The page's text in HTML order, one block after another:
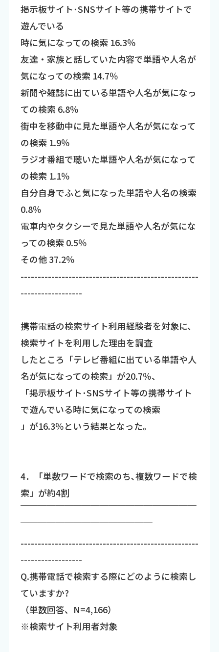
掲示板サイト･SNSサイト等の携帯サイトで
遊んでいる
時に気になっての検索 16.3％
友達・家族と話していた内容で単語や人名が
気になっての検索 14.7％
新聞や雑誌に出ている単語や人名が気になっ
ての検索 6.8％
街中を移動中に見た単語や人名が気になって
の検索 1.9％
ラジオ番組で聴いた単語や人名が気になって
の検索 1.1％
自分自身でふと気になった単語や人名の検索
0.8％
電車内やタクシーで見た単語や人名が気にな
っての検索 0.5％
その他 37.2％
----------------------------------------------------
------------------
携帯電話の検索サイト利用経験者を対象に、
検索サイトを利用した理由を調査
したところ「テレビ番組に出ている単語や人
名が気になっての検索」が20.7％、
「掲示板サイト･SNSサイト等の携帯サイト
で遊んでいる時に気になっての検索
」が16.3％という結果となった。
4．「単数ワードで検索のち､複数ワードで検
索」が約4割
￣￣￣￣￣￣￣￣￣￣￣￣￣￣￣￣￣￣￣￣
￣￣￣￣￣￣￣￣￣￣￣￣￣￣￣
----------------------------------------------------
------------------
Q.携帯電話で検索する際にどのように検索し
ていますか?
（単数回答、N=4,166）
※検索サイト利用者対象